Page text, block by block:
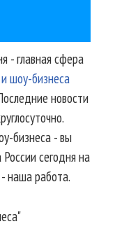
- главная сфера
шоу-бизнеса
новости
бизнеса - вы
сегодня на
наша работа.